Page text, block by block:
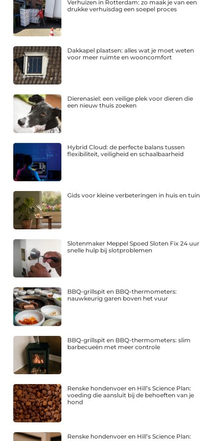
Verhuizen in Rotterdam: zo maak je van een
drukke verhuisdag een soepel proces
Dakkapel plaatsen: alles wat je moet weten
voor meer ruimte en wooncomfort
Dierenasiel: een veilige plek voor dieren die
een nieuw thuis zoeken
Hybrid Cloud: de perfecte balans tussen
flexibiliteit, veiligheid en schaalbaarheid
Gids voor kleine verbeteringen in huis en tuin
Slotenmaker Meppel Spoed Sloten Fix 24 uur
snelle hulp bij slotproblemen
BBQ-grillspit en BBQ-thermometers:
nauwkeurig garen boven het vuur
BBQ-grillspit en BBQ-thermometers: slim
barbecueën met meer controle
Renske hondenvoer en Hill’s Science Plan:
voeding die aansluit bij de behoeften van je
hond
Renske hondenvoer en Hill’s Science Plan: